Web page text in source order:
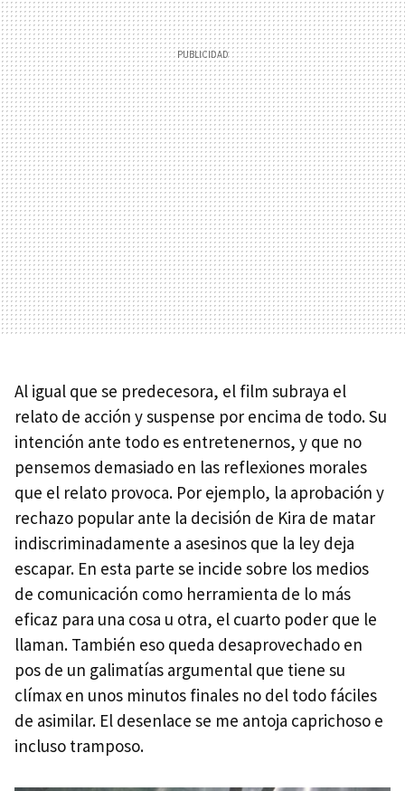
Al igual que se predecesora, el film subraya el
relato de acción y suspense por encima de todo. Su
intención ante todo es entretenernos, y que no
pensemos demasiado en las reflexiones morales
que el relato provoca. Por ejemplo, la aprobación y
rechazo popular ante la decisión de Kira de matar
indiscriminadamente a asesinos que la ley deja
escapar. En esta parte se incide sobre los medios
de comunicación como herramienta de lo más
eficaz para una cosa u otra, el cuarto poder que le
llaman. También eso queda desaprovechado en
pos de un galimatías argumental que tiene su
clímax en unos minutos finales no del todo fáciles
de asimilar. El desenlace se me antoja caprichoso e
incluso tramposo.